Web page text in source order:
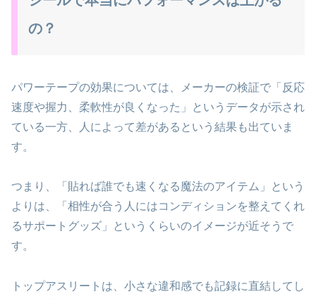
の？
パワーテープの効果については、メーカーの検証で「反応
速度や握力、柔軟性が良くなった」というデータが示され
ている一方、人によって差があるという結果も出ていま
す。
つまり、「貼れば誰でも速くなる魔法のアイテム」という
よりは、「相性が合う人にはコンディションを整えてくれ
るサポートグッズ」というくらいのイメージが近そうで
す。
トップアスリートは、小さな違和感でも記録に直結してし